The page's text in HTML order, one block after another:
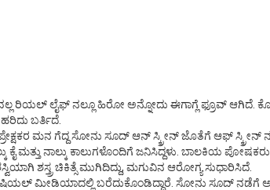
ರಿಯಲ್ ಲೈಫ್ ನಲ್ಲೂ ಹಿರೋ ಅನ್ನೋದು ಈಗಾಗ್ಲೆ ಫ್ರೂವ್ ಆಗಿದೆ.
ಬರ್ತಿದೆ.
ಮನ ಗೆದ್ದ ಸೋನು ಸೂದ್ ಆನ್ ಸ್ಕ್ರೀನ್ ಜೊತೆಗೆ ಆಫ್ ಸ್ಕ್ರೀನ್
ಕೈ ಮತ್ತು ನಾಲ್ಕು ಕಾಲುಗಳೊಂದಿಗೆ ಜನಿಸಿದ್ದಳು. ಬಾಲಕಿಯ
ಶಸ್ತ್ರ ಚಿಕಿತ್ಸೆ ಮುಗಿದಿದ್ದು, ಮಗುವಿನ ಆರೋಗ್ಯ ಸುಧಾರಿಸಿದೆ.
ಮೀಡಿಯಾದಲ್ಲಿ ಬರೆದುಕೊಂಡಿದ್ದಾರೆ. ಸೋನು ಸೂದ್ ನಡೆಗೆ